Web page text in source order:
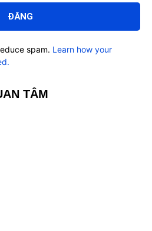
spam. Learn how your
TÂM